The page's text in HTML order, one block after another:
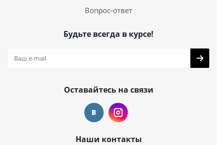
Вопрос-ответ
Будьте всегда в курсе!
Оставайтесь на связи
Наши контакты